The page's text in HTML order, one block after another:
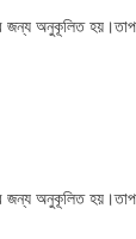
জন্য অনুকূলিত
জন্য অনুকূলিত